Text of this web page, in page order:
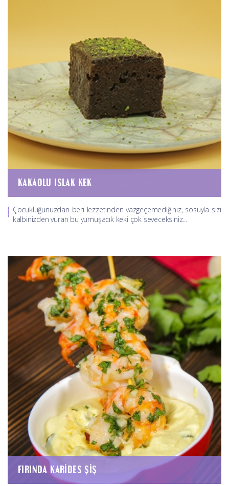
KAKAOLU ISLAK KEK
Çocukluğunuzdan beri lezzetinden vazgeçemediğiniz, sosuyla sizi
kalbinizden vuran bu yumuşacık keki çok seveceksiniz...
FIRINDA KARIDES ŞIŞ